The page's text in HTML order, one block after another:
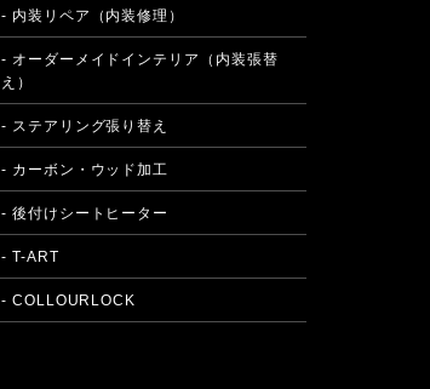
- 内装リペア（内装修理）
- オーダーメイドインテリア（内装張替
え）
- ステアリング張り替え
- カーボン・ウッド加工
- 後付けシートヒーター
- T-ART
- COLLOURLOCK